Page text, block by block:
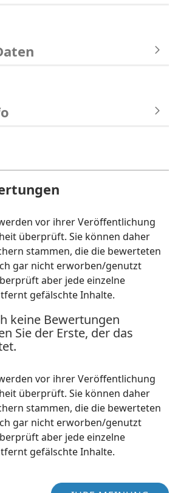
vor ihrer Veröffentlichung
überprüft. Sie können daher
stammen, die die bewerteten
gar nicht erworben/genutzt
aber jede einzelne
gefälschte Inhalte.
keine Bewertungen
Sie der Erste, der das
vor ihrer Veröffentlichung
überprüft. Sie können daher
stammen, die die bewerteten
gar nicht erworben/genutzt
aber jede einzelne
gefälschte Inhalte.